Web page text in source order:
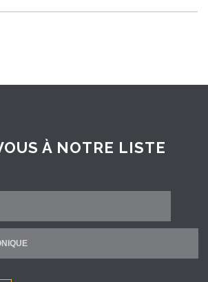
À NOTRE LISTE